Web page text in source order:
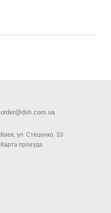
order@dsh.com.ua
Киев, ул. Стеценко, 33
Карта проезда